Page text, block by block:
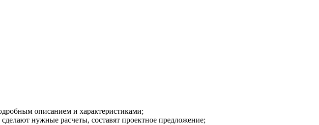
описанием и характеристиками;
нужные расчеты, составят проектное предложение;